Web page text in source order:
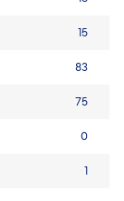
15
83
75
0
1